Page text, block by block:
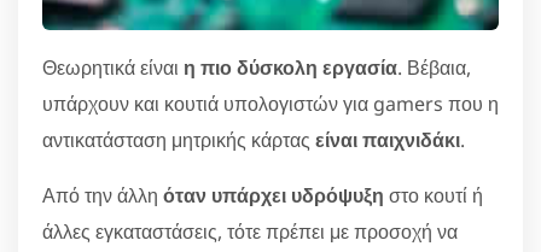
Θεωρητικά είναι η πιο δύσκολη εργασία. Βέβαια,
υπάρχουν και κουτιά υπολογιστών για gamers που η
αντικατάσταση μητρικής κάρτας είναι παιχνιδάκι.
Από την άλλη όταν υπάρχει υδρόψυξη στο κουτί ή
άλλες εγκαταστάσεις, τότε πρέπει με προσοχή να